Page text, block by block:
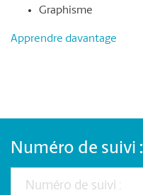
Graphisme
Apprendre davantage
Numéro de suivi :